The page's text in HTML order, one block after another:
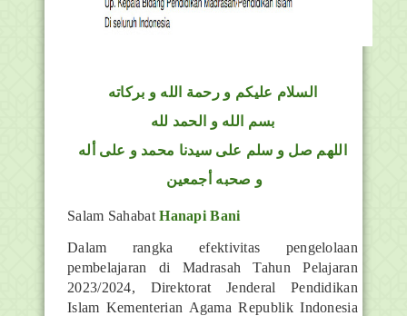
السلام عليكم و رحمة الله و بركاته
بسم الله و الحمد لله
اللهم صل و سلم على سيدنا محمد و على أله
و صحبه أجمعين
Salam SahabatHanapi Bani
Dalam rangka efektivitas pengelolaan
pembelajaran di Madrasah Tahun Pelajaran
2023/2024, Direktorat Jenderal Pendidikan
Islam Kementerian Agama Republik Indonesia